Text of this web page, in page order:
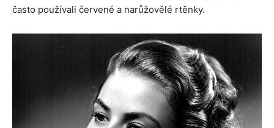
často používali červené a narůžovělé rtěnky.